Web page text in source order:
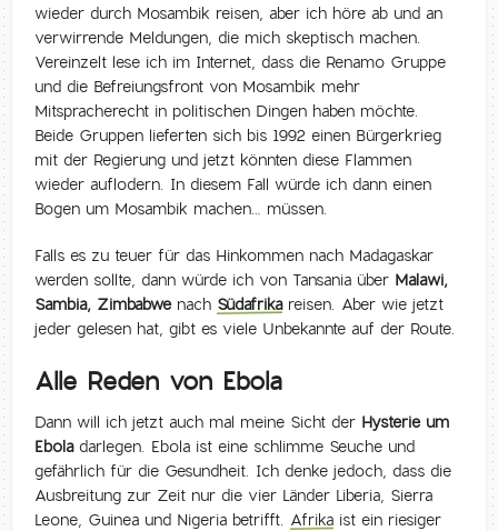
wieder durch Mosambik reisen, aber ich höre ab und an
verwirrende Meldungen, die mich skeptisch machen.
Vereinzelt lese ich im Internet, dass die Renamo Gruppe
und die Befreiungsfront von Mosambik mehr
Mitspracherecht in politischen Dingen haben möchte.
Beide Gruppen lieferten sich bis 1992 einen Bürgerkrieg
mit der Regierung und jetzt könnten diese Flammen
wieder auflodern. In diesem Fall würde ich dann einen
Bogen um Mosambik machen… müssen.
Falls es zu teuer für das Hinkommen nach Madagaskar
werden sollte, dann würde ich von Tansania über Malawi,
Sambia, Zimbabwenach Südafrikareisen. Aber wie jetzt
jeder gelesen hat, gibt es viele Unbekannte auf der Route.
Alle Reden von Ebola
Dann will ich jetzt auch mal meine Sicht der Hysterie um
Eboladarlegen. Ebola ist eine schlimme Seuche und
gefährlich für die Gesundheit. Ich denke jedoch, dass die
Ausbreitung zur Zeit nur die vier Länder Liberia, Sierra
Leone, Guinea und Nigeria betrifft. Afrika ist ein riesiger